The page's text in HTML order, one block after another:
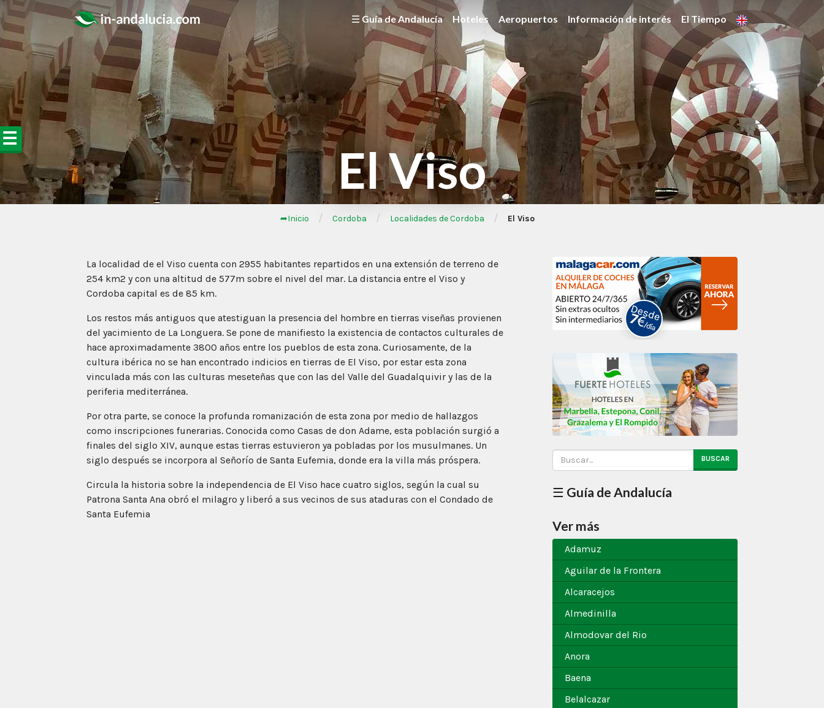
☰ Guía de Andalucía Hoteles Aeropuertos Información de interés El Tiempo
☰
El Viso
➦Inicio / Cordoba / Localidades de Cordoba / El Viso
La localidad de el Viso cuenta con 2955 habitantes repartidos en una extensión de terreno de
254 km2 y con una altitud de 577m sobre el nivel del mar. La distancia entre el Viso y
Cordoba capital es de 85 km.
Los restos más antiguos que atestiguan la presencia del hombre en tierras viseñas provienen
del yacimiento de La Longuera. Se pone de manifiesto la existencia de contactos culturales de
hace aproximadamente 3800 años entre los pueblos de esta zona. Curiosamente, de la
cultura ibérica no se han encontrado indicios en tierras de El Viso, por estar esta zona
vinculada más con las culturas meseteñas que con las del Valle del Guadalquivir y las de la
periferia mediterránea.
Por otra parte, se conoce la profunda romanización de esta zona por medio de hallazgos
como inscripciones funerarias. Conocida como Casas de don Adame, esta población surgió a
finales del siglo XIV, aunque estas tierras estuvieron ya pobladas por los musulmanes. Un
siglo después se incorpora al Señorío de Santa Eufemia, donde era la villa más próspera.
Circula la historia sobre la independencia de El Viso hace cuatro siglos, según la cual su
Patrona Santa Ana obró el milagro y liberó a sus vecinos de sus ataduras con el Condado de
Santa Eufemia
BUSCAR
☰ Guía de Andalucía
Ver más
Adamuz
Aguilar de la Frontera
Alcaracejos
Almedinilla
Almodovar del Rio
Anora
Baena
Belalcazar